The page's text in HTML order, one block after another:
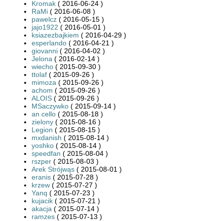
Kromak ( 2016-06-24 )
RaMi ( 2016-06-08 )
pawelcz ( 2016-05-15 )
jajo1922 ( 2016-05-01 )
ksiazezbajkiem ( 2016-04-29 )
esperlando ( 2016-04-21 )
giovanni ( 2016-04-02 )
Jelona ( 2016-02-14 )
wiecho ( 2015-09-30 )
ttolaf ( 2015-09-26 )
mimoza ( 2015-09-26 )
achom ( 2015-09-26 )
ALOIS ( 2015-09-26 )
MSaczywko ( 2015-09-14 )
an cello ( 2015-08-18 )
zielony ( 2015-08-16 )
Legion ( 2015-08-15 )
mxdanish ( 2015-08-14 )
yoshko ( 2015-08-14 )
speedfan ( 2015-08-04 )
rszper ( 2015-08-03 )
Arek Strójwąs ( 2015-08-01 )
eranis ( 2015-07-28 )
krzew ( 2015-07-27 )
Yanq ( 2015-07-23 )
kujacik ( 2015-07-21 )
akacja ( 2015-07-14 )
ramzes ( 2015-07-13 )